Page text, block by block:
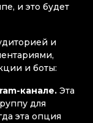
и это будет
и
и боты:
канале. Эта
для
эта опция